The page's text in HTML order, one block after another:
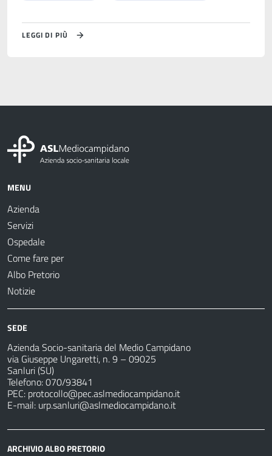
LEGGI DI PIÙ
MENU
Azienda
Servizi
Ospedale
Come fare per
Albo Pretorio
Notizie
SEDE
Azienda Socio-sanitaria del Medio Campidano
via Giuseppe Ungaretti, n. 9 – 09025
Sanluri (SU)
Telefono: 070/93841
PEC: protocollo@pec.aslmediocampidano.it
E-mail: urp.sanluri@aslmediocampidano.it
ARCHIVIO ALBO PRETORIO